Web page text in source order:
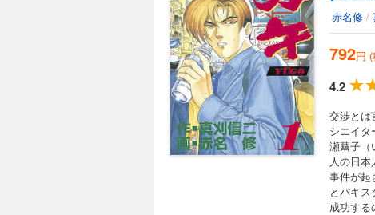
赤名修 /
792円
4.2
交渉と
シエイタ
瀬繭子
人の日
事件が起
とパキ
成功する